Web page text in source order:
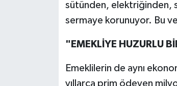
sütünden, elektriğinden,
sermaye korunuyor. Bu
"EMEKLİYE HUZURLU
Emeklilerin de aynı
yıllarca prim ödeyen